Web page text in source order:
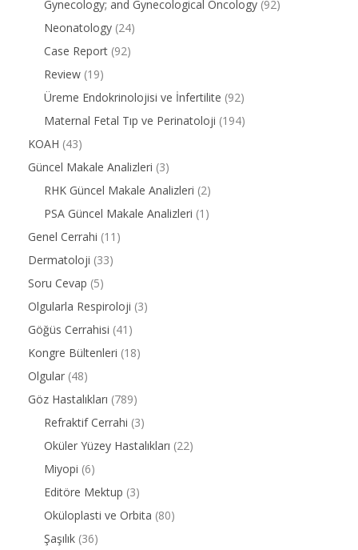
Gynecology; and Gynecological Oncology (92)
Neonatology (24)
Case Report (92)
Review (19)
Üreme Endokrinolojisi ve İnfertilite (92)
Maternal Fetal Tıp ve Perinatoloji (194)
KOAH (43)
Güncel Makale Analizleri (3)
RHK Güncel Makale Analizleri (2)
PSA Güncel Makale Analizleri (1)
Genel Cerrahi (11)
Dermatoloji (33)
Soru Cevap (5)
Olgularla Respiroloji (3)
Göğüs Cerrahisi (41)
Kongre Bültenleri (18)
Olgular (48)
Göz Hastalıkları (789)
Refraktif Cerrahi (3)
Oküler Yüzey Hastalıkları (22)
Miyopi (6)
Editöre Mektup (3)
Oküloplasti ve Orbita (80)
Şaşılık (36)